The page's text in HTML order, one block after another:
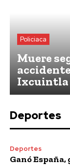
Policiaca
Muere
Ixcuintla
Deportes
Deportes
Ganó